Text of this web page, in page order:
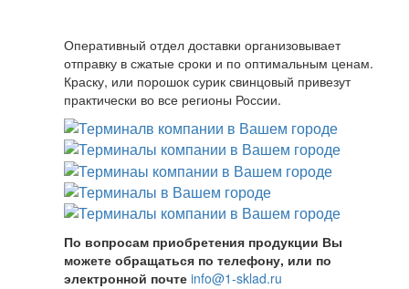
Оперативный отдел доставки организовывает
отправку в сжатые сроки и по оптимальным ценам.
Краску, или порошок сурик свинцовый привезут
практически во все регионы России.
По вопросам приобретения продукции Вы
можете обращаться по телефону, или по
электронной почте info@1-sklad.ru